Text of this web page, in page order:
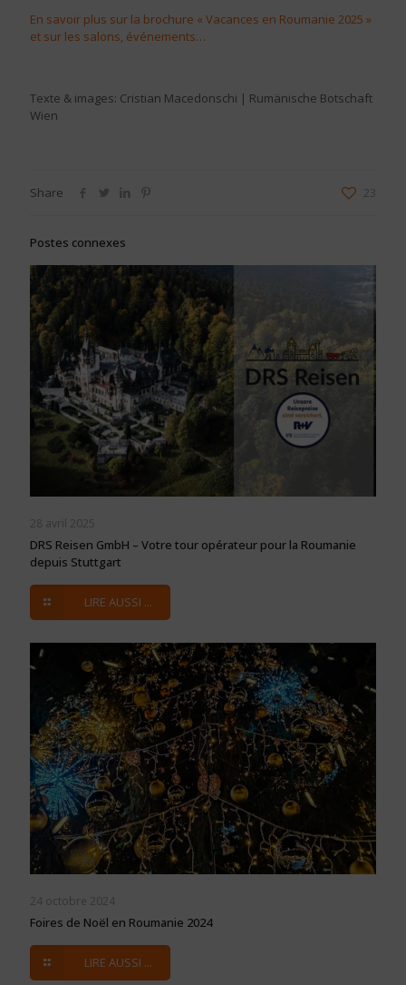
En savoir plus sur la brochure « Vacances en Roumanie 2025 »
et sur les salons, événements…
Texte & images: Cristian Macedonschi | Rumänische Botschaft
Wien
Share 23
Postes connexes
28 avril 2025
DRS Reisen GmbH – Votre tour opérateur pour la Roumanie
depuis Stuttgart
LIRE AUSSI ...
24 octobre 2024
Foires de Noël en Roumanie 2024
LIRE AUSSI ...